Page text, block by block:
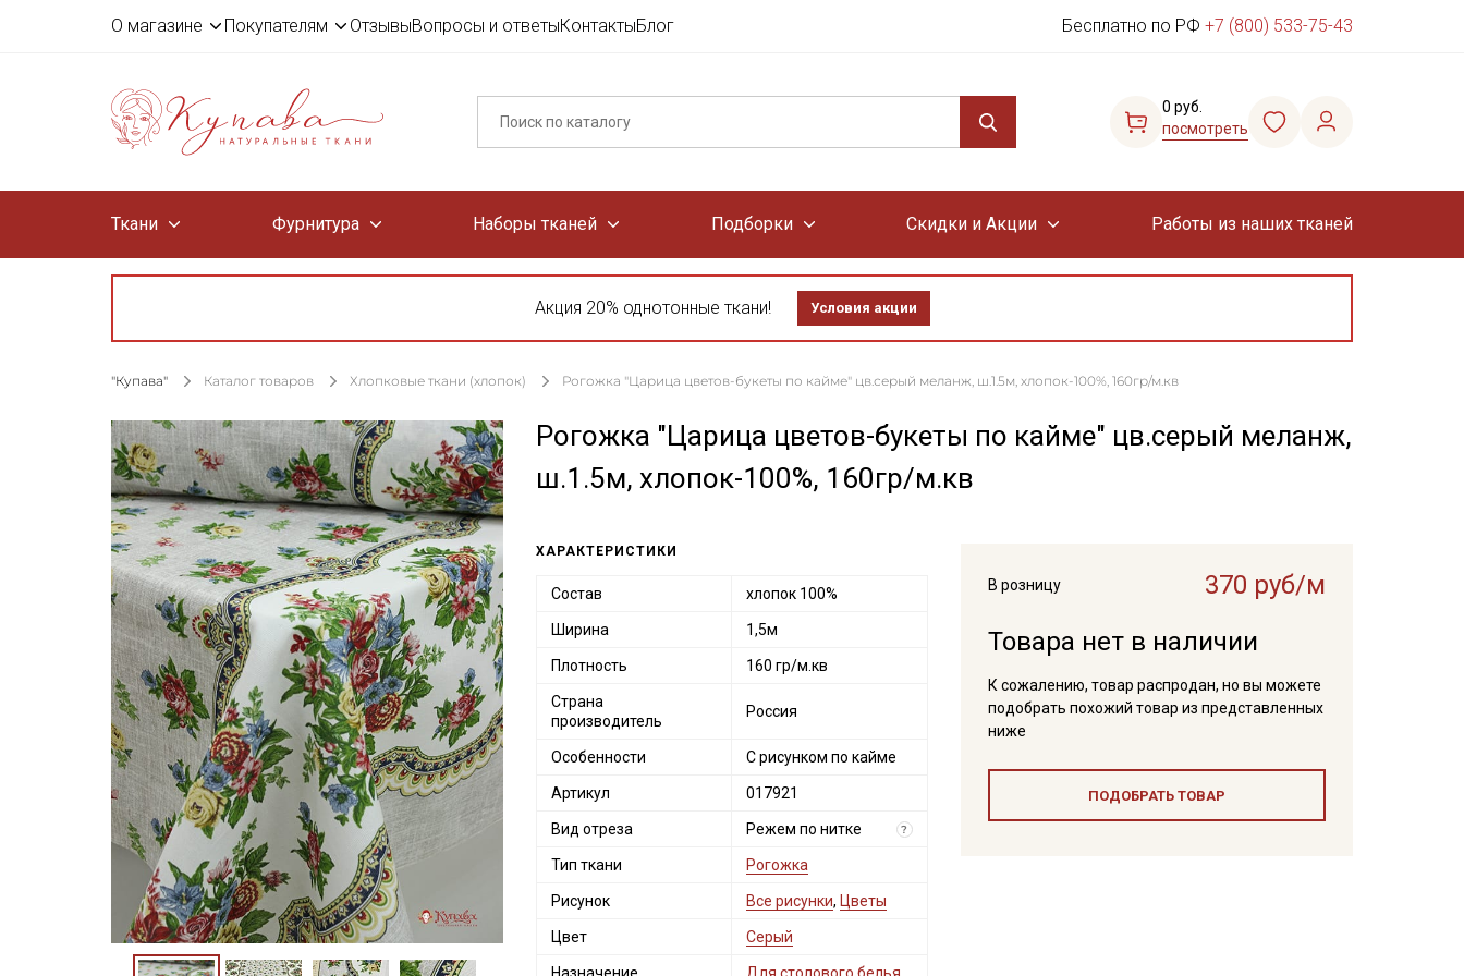
О магазине Покупателям ОтзывыВопросы и ответыКонтактыБлог Бесплатно по РФ +7 (800) 533-75-43
0 руб.
посмотреть
Ткани Фурнитура Наборы тканей Подборки Скидки и Акции Работы из наших тканей
Акция 20% однотонные ткани! Условия акции
"Купава" Каталог товаров Хлопковые ткани (хлопок) Рогожка "Царица цветов-букеты по кайме" цв.серый меланж, ш.1.5м, хлопок-100%, 160гр/м.кв
Рогожка "Царица цветов-букеты по кайме" цв.серый меланж,
ш.1.5м, хлопок-100%, 160гр/м.кв
В розницу
370 руб/м
Товара нет в наличии
К сожалению, товар распродан, но вы можете
подобрать похожий товар из представленных
ниже
ПОДОБРАТЬ ТОВАР
ХАРАКТЕРИСТИКИ
Состав хлопок 100%
Ширина 1,5м
Плотность 160 гр/м.кв
Страна
производитель
Россия
Особенности С рисунком по кайме
Артикул 017921
Вид отреза Режем по нитке ?
Тип ткани Рогожка
Рисунок Все рисунки, Цветы
Цвет Серый